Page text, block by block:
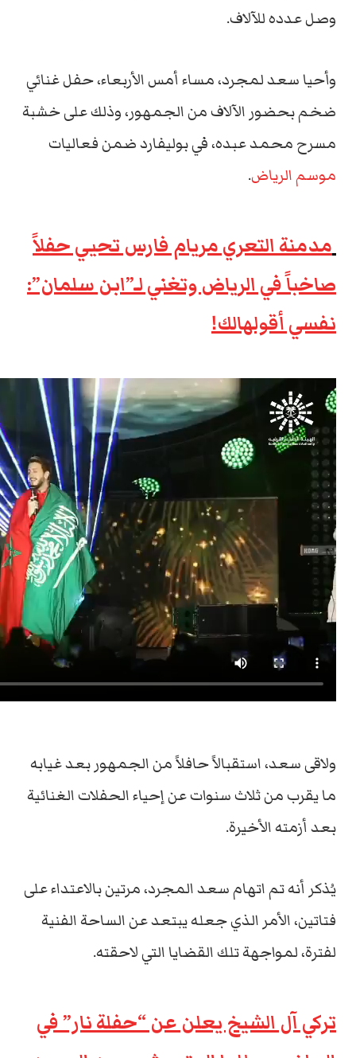
وصل عدده للآلاف.
وأحيا سعد لمجرد، مساء أمس الأربعاء، حفل غنائي
ضخم بحضور الآلاف من الجمهور، وذلك على خشبة
مسرح محمد عبده، في بوليفارد ضمن فعاليات
موسم الرياض.
مدمنة التعري مريام فارس تحيي حفلاً
صاخباً في الرياض وتغني لـ”ابن سلمان”:
نفسي أقولهالك!
ولاقى سعد، استقبالاً حافلاً من الجمهور بعد غيابه
ما يقرب من ثلاث سنوات عن إحياء الحفلات الغنائية
بعد أزمته الأخيرة.
يُذكر أنه تم اتهام سعد المجرد، مرتين بالاعتداء على
فتاتين، الأمر الذي جعله يبتعد عن الساحة الفنية
لفترة، لمواجهة تلك القضايا التي لاحقته.
تركي آل الشيخ يعلن عن “حفلة نار” في